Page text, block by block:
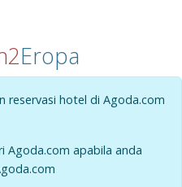
Eropa
reservasi hotel di Agoda.com
Agoda.com apabila anda